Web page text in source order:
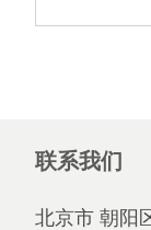
联系我们
北京市 朝阳